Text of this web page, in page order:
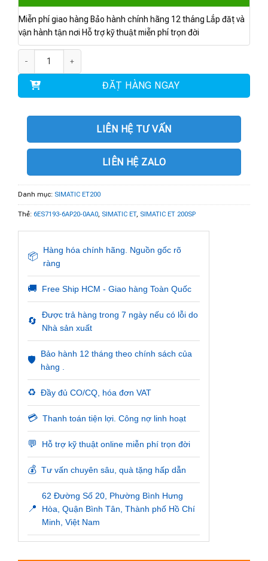
Miễn phí giao hàng Bảo hành chính hãng 12 tháng Lắp đặt và
vận hành tận nơi Hỗ trợ kỹ thuật miễn phí trọn đời
ĐẶT HÀNG NGAY
LIÊN HỆ TƯ VẤN
LIÊN HỆ ZALO
Danh mục: SIMATIC ET200
Thẻ: 6ES7193-6AP20-0AA0, SIMATIC ET, SIMATIC ET 200SP
📦
Hàng hóa chính hãng. Nguồn gốc rõ
ràng
🚚 Free Ship HCM - Giao hàng Toàn Quốc
🔄
Được trả hàng trong 7 ngày nếu có lỗi do
Nhà sản xuất
🛡️
Bảo hành 12 tháng theo chính sách của
hàng .
♻️ Đầy đủ CO/CQ, hóa đơn VAT
💳 Thanh toán tiện lợi. Công nợ linh hoạt
💬 Hỗ trợ kỹ thuật online miễn phí trọn đời
💰 Tư vấn chuyên sâu, quà tặng hấp dẫn
📍
62 Đường Số 20, Phường Bình Hưng
Hòa, Quận Bình Tân, Thành phố Hồ Chí
Minh, Việt Nam